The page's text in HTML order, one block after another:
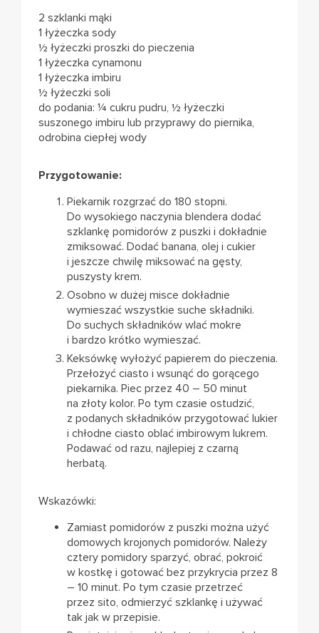
2 szklanki mąki
1 łyżeczka sody
½ łyżeczki proszki do pieczenia
1 łyżeczka cynamonu
1 łyżeczka imbiru
½ łyżeczki soli
do podania: ¼ cukru pudru, ½ łyżeczki
suszonego imbiru lub przyprawy do piernika,
odrobina ciepłej wody
Przygotowanie:
Piekarnik rozgrzać do 180 stopni.
Do wysokiego naczynia blendera dodać
szklankę pomidorów z puszki i dokładnie
zmiksować. Dodać banana, olej i cukier
i jeszcze chwilę miksować na gęsty,
puszysty krem.
Osobno w dużej misce dokładnie
wymieszać wszystkie suche składniki.
Do suchych składników wlać mokre
i bardzo krótko wymieszać.
Keksówkę wyłożyć papierem do pieczenia.
Przełożyć ciasto i wsunąć do gorącego
piekarnika. Piec przez 40 – 50 minut
na złoty kolor. Po tym czasie ostudzić,
z podanych składników przygotować lukier
i chłodne ciasto oblać imbirowym lukrem.
Podawać od razu, najlepiej z czarną
herbatą.
Wskazówki:
Zamiast pomidorów z puszki można użyć
domowych krojonych pomidorów. Należy
cztery pomidory sparzyć, obrać, pokroić
w kostkę i gotować bez przykrycia przez 8
– 10 minut. Po tym czasie przetrzeć
przez sito, odmierzyć szklankę i używać
tak jak w przepisie.